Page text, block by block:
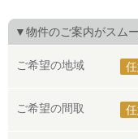
▼物件のご案内がスム
ご希望の地域
ご希望の間取